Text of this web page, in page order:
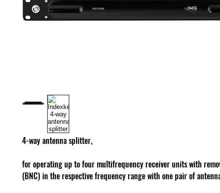
4-way antenna splitter,
for operating up to four multifrequency receiver units with
(BNC) in the respective frequency range with one pair of